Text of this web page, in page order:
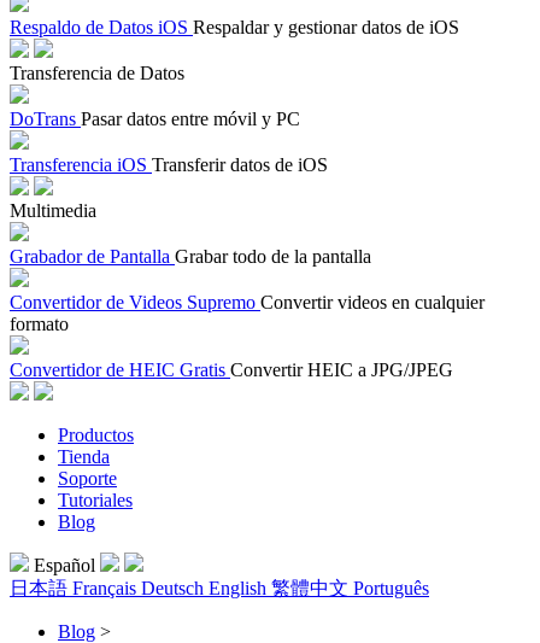
Respaldo de Datos iOS Respaldar y gestionar datos de iOS
Transferencia de Datos
DoTrans Pasar datos entre móvil y PC
Transferencia iOS Transferir datos de iOS
Multimedia
Grabador de Pantalla Grabar todo de la pantalla
Convertidor de Videos Supremo Convertir videos en cualquier
formato
Convertidor de HEIC Gratis Convertir HEIC a JPG/JPEG
Productos
Tienda
Soporte
Tutoriales
Blog
Español
日本語 Français Deutsch English 繁體中文 Português
Blog >